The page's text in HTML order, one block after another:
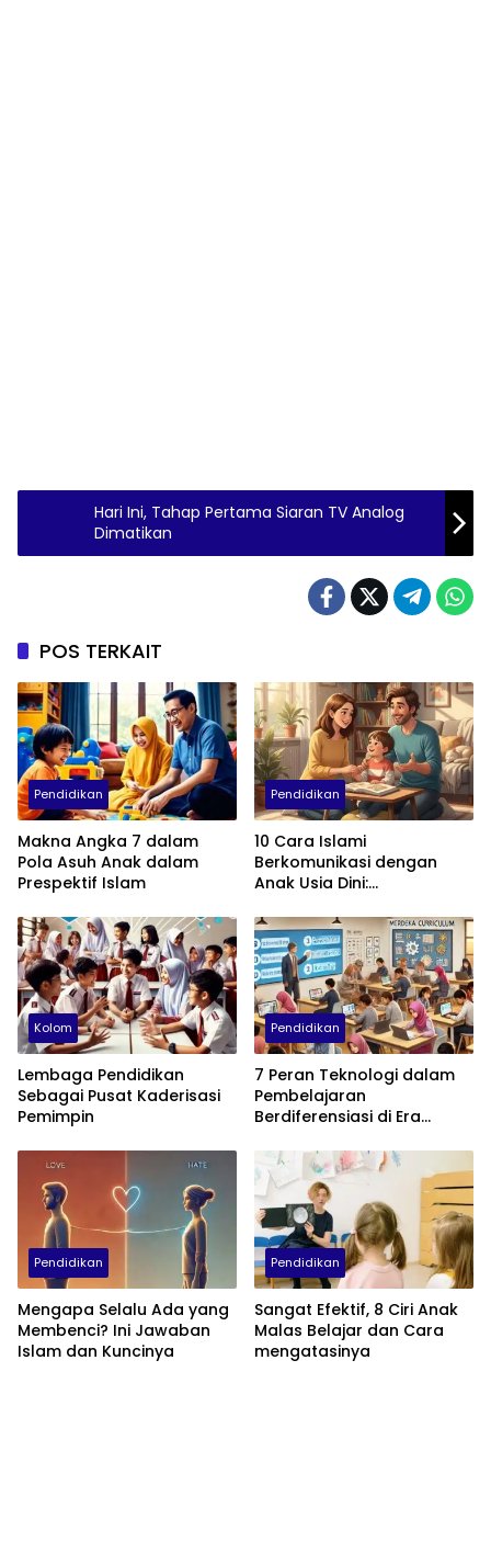
Hari Ini, Tahap Pertama Siaran TV Analog
Dimatikan
POS TERKAIT
Pendidikan
Makna Angka 7 dalam
Pola Asuh Anak dalam
Prespektif Islam
Pendidikan
10 Cara Islami
Berkomunikasi dengan
Anak Usia Dini:
Empati, dan Cinta
Kolom
Lembaga Pendidikan
Sebagai Pusat Kaderisasi
Pemimpin
Pendidikan
7 Peran Teknologi dalam
Pembelajaran
Berdiferensiasi di Era
Pendidikan
Mengapa Selalu Ada yang
Membenci? Ini Jawaban
Islam dan Kuncinya
Pendidikan
Sangat Efektif, 8 Ciri Anak
Malas Belajar dan Cara
mengatasinya